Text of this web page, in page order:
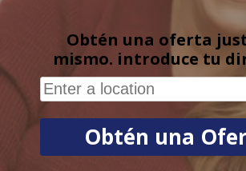
Obtén una oferta
mismo. introduce tu